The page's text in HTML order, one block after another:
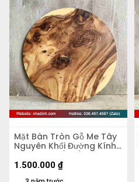
Mặt Bàn Tròn Gỗ Me Tây
Nguyên Khối Đường Kính
74 Dày 3.8 (cm)
1.500.000 ₫